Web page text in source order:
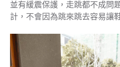
並有緩震保護，走跳都不成問
計，不會因為跳來跳去容易讓